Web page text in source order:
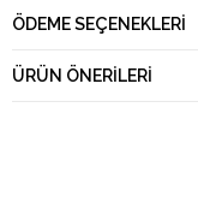
ÖDEME SEÇENEKLERI
ÜRÜN ÖNERILERI